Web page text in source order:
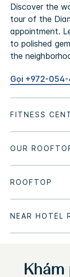
Discover the
tour of the
appointment.
to polished
the
Gọi +972-
Khám